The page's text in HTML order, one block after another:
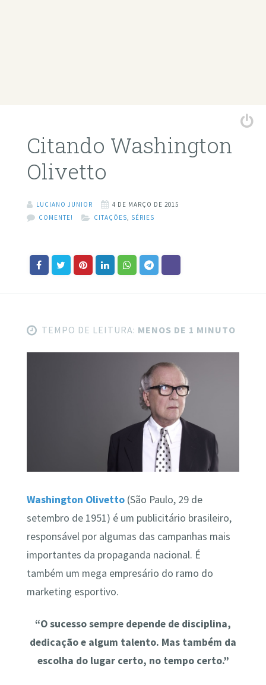
Citando Washington
Olivetto
LUCIANO JUNIOR
4 DE MARÇO DE 2015
COMENTE!
CITAÇÕES SÉRIES
TEMPO DE LEITURA: MENOS DE 1 MINUTO
Washington Olivetto(São Paulo, 29 de
setembro de 1951) é um publicitário brasileiro,
responsável por algumas das campanhas mais
importantes da propaganda nacional. É
também um mega empresário do ramo do
marketing esportivo.
“O sucesso sempre depende de disciplina,
dedicação e algum talento. Mas também da
escolha do lugar certo, no tempo certo.”